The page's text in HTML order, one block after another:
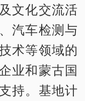
文化交流活
汽车检测与
术等领域的
业和蒙古国
持。基地计